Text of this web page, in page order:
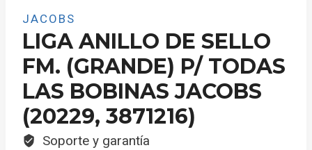
JACOBS
LIGA ANILLO DE SELLO
FM. (GRANDE) P/ TODAS
LAS BOBINAS JACOBS
(20229, 3871216)
Soporte y garantía